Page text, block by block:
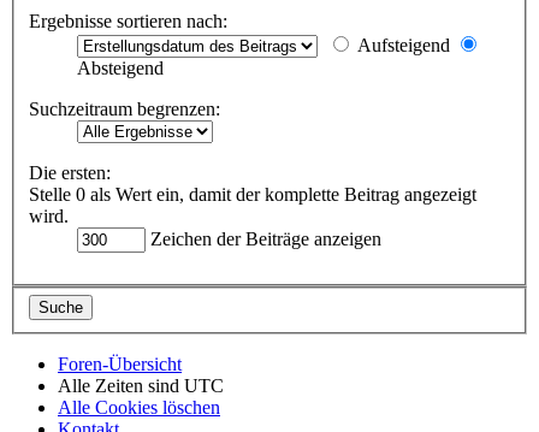
Ergebnisse sortieren nach:
Aufsteigend
Absteigend
Suchzeitraum begrenzen:
Die ersten:
Stelle 0 als Wert ein, damit der komplette Beitrag angezeigt
wird.
Zeichen der Beiträge anzeigen
Foren-Übersicht
Alle Zeiten sind UTC
Alle Cookies löschen